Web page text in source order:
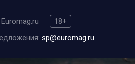
18+
sp@euromag.ru